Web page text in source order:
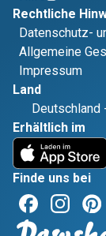
Rechtliche
Datenschutz-
Allgemeine
Impressum
Land
Deutschland
Erhältlich im
Finde uns bei